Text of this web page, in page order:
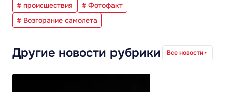
# происшествия
# Фотофакт
# Возгорание самолета
Другие новости рубрики Все новости